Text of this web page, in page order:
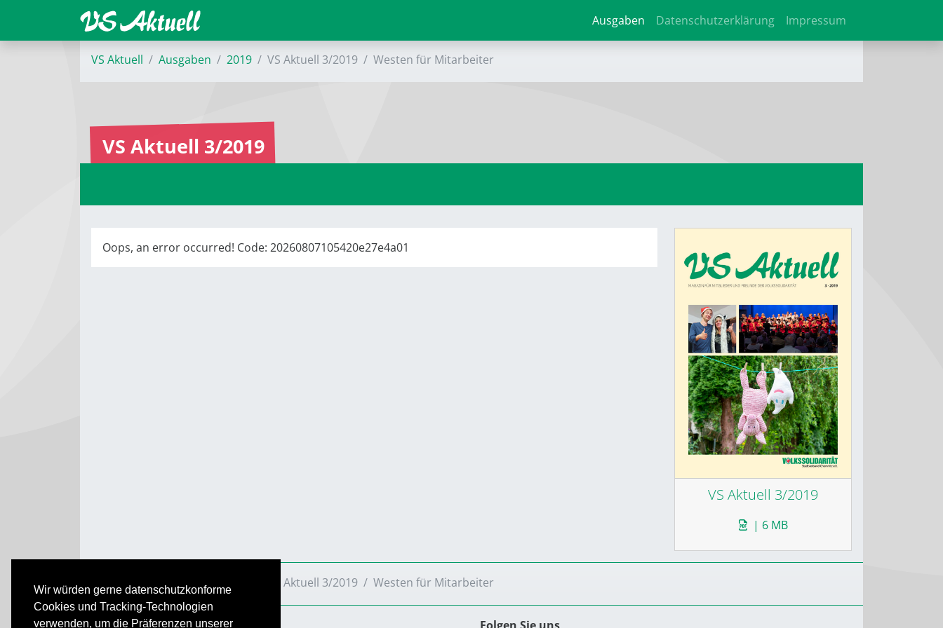
Wir würden gerne datenschutzkonforme
Cookies und Tracking-Technologien
verwenden, um die Präferenzen unserer
Ausgaben Datenschutzerklärung Impressum
VS Aktuell Ausgaben 2019 VS Aktuell 3/2019 Westen für Mitarbeiter
VS Aktuell 3/2019
VS Aktuell 3/2019
| 6 MB
Oops, an error occurred! Code: 20260807105420e27e4a01
VS Aktuell Ausgaben VS Aktuell 3/2019 Westen für Mitarbeiter